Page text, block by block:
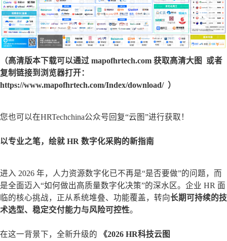
（高清版本下载可以通过 mapofhrtech.com 获取高清大图 或者
复制链接到浏览器打开：
https://www.mapofhrtech.com/Index/download/ ）
您也可以在HRTechchina公众号回复“云图”进行获取！
以专业之笔，绘就 HR 数字化采购的新指南
进入 2026 年，人力资源数字化已不再是“是否要做”的问题，而
是全面迈入“如何做出高质量数字化决策”的深水区。企业 HR 面
临的核心挑战，正从系统堆叠、功能覆盖，转向长期可持续的技
术选型、稳定交付能力与风险可控性。
在这一背景下，全新升级的
《2026 HR科技云图